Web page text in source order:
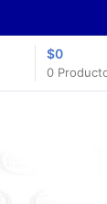
0
$0